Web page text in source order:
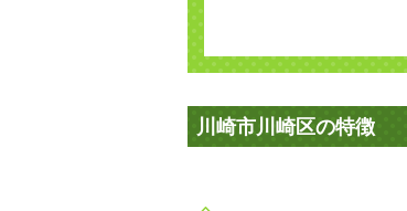
川崎市川崎区の特徴